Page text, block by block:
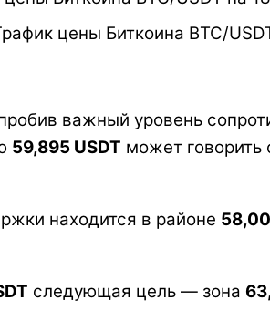
цены Биткоина BTC/
важный уровень
59,895 USDT может говорить
находится в районе
следующая цель — зона